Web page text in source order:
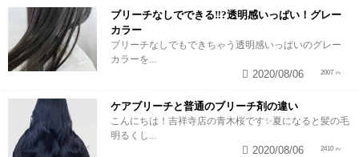
ブリーチなしでできる‼︎?透明感いっぱい！グレー
カラー
ブリーチなしでもできちゃう透明感いっぱいのグレー
カラーを...
2007
2020/08/06
ケアブリーチと普通のブリーチ剤の違い
こんにちは！吉祥寺店の青木桜です✨夏になると髪の毛
明るくし...
2410
2020/08/06